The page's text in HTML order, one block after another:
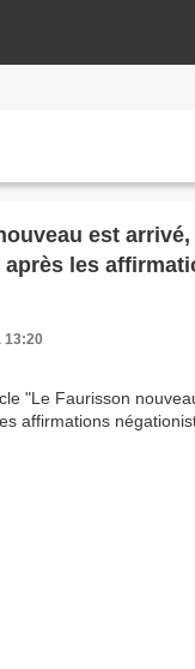
est arrivé, ou quels
les
13:20